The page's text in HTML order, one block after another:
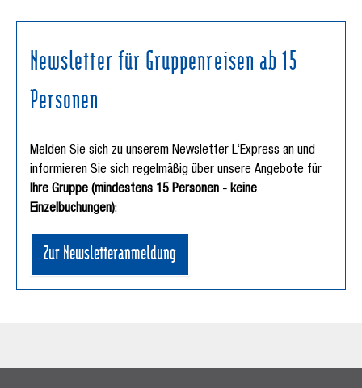
Newsletter für Gruppenreisen ab 15
Personen
Melden Sie sich zu unserem Newsletter L‘Express an und
informieren Sie sich regelmäßig über unsere Angebote für
Ihre Gruppe (mindestens 15 Personen - keine
Einzelbuchungen):
Zur Newsletteranmeldung